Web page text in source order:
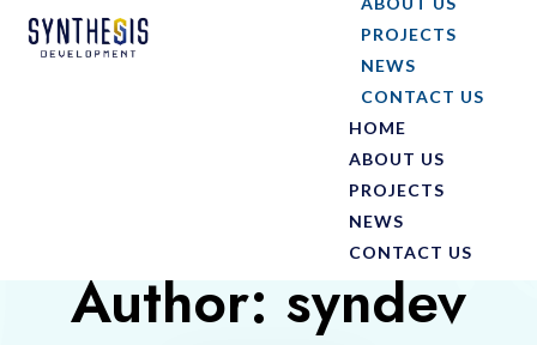
PROJECTS
NEWS
CONTACT US
HOME
ABOUT US
PROJECTS
NEWS
CONTACT US
Author: syndev